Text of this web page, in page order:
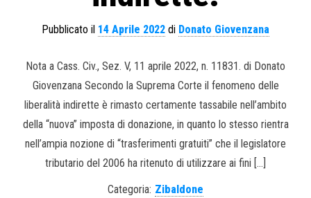
Pubblicato il 14 Aprile 2022 di Donato Giovenzana
Nota a Cass. Civ., Sez. V, 11 aprile 2022, n. 11831. di Donato
Giovenzana Secondo la Suprema Corte il fenomeno delle
liberalità indirette è rimasto certamente tassabile nell’ambito
della “nuova” imposta di donazione, in quanto lo stesso rientra
nell’ampia nozione di “trasferimenti gratuiti” che il legislatore
tributario del 2006 ha ritenuto di utilizzare ai fini […]
Categoria: Zibaldone